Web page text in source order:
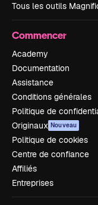
Tous les outils
Commencer
Academy
Documentation
Assistance
Conditions générales
Politique de
Originaux Nouveau
Politique de cookies
Centre de confiance
Affiliés
Entreprises